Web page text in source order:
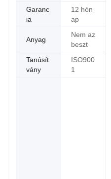
Garanc
ia
12 hón
ap
Anyag
Nem az
beszt
Tanúsít
vány
ISO900
1